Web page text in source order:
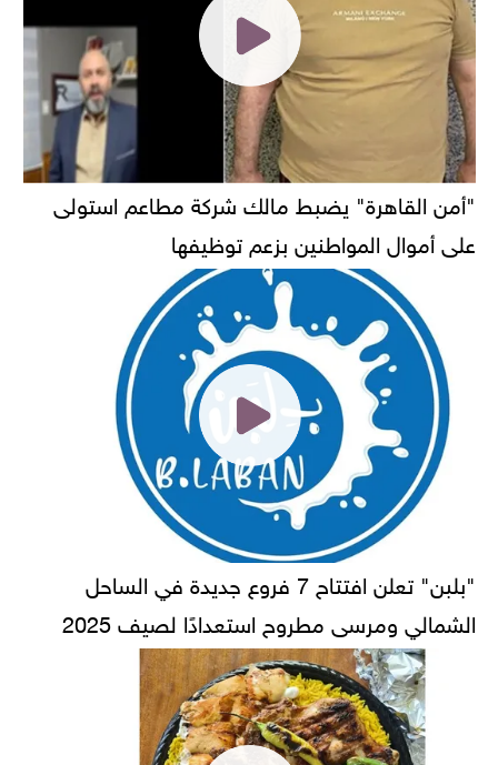
"أمن القاهرة" يضبط مالك شركة مطاعم استولى
على أموال المواطنين بزعم توظيفها
"بلبن" تعلن افتتاح 7 فروع جديدة في الساحل
الشمالي ومرسى مطروح استعدادًا لصيف 2025